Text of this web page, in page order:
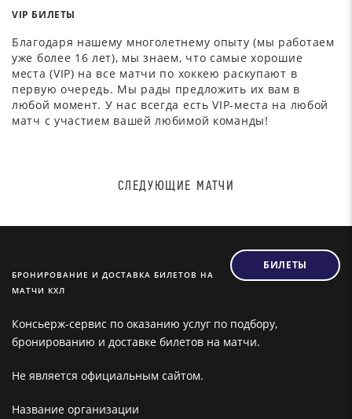
VIP БИЛЕТЫ
Благодаря нашему многолетнему опыту (мы работаем
уже более 16 лет), мы знаем, что самые хорошие
места (VIP) на все матчи по хоккею раскупают в
первую очередь. Мы рады предложить их вам в
любой момент. У нас всегда есть VIP-места на любой
матч с участием вашей любимой команды!
СЛЕДУЮЩИЕ МАТЧИ
БРОНИРОВАНИЕ И ДОСТАВКА БИЛЕТОВ НА
МАТЧИ КХЛ
БИЛЕТЫ
Консьерж-сервис по оказанию услуг по подбору,
бронированию и доставке билетов на матчи.
Не является официальным сайтом.
Название организации